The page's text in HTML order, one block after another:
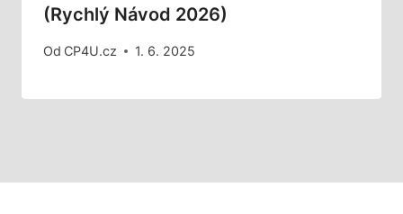
(Rychlý Návod 2026)
Od CP4U.cz 1. 6. 2025